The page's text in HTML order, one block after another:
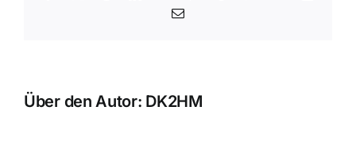
E-
Über den Autor: DK2HM